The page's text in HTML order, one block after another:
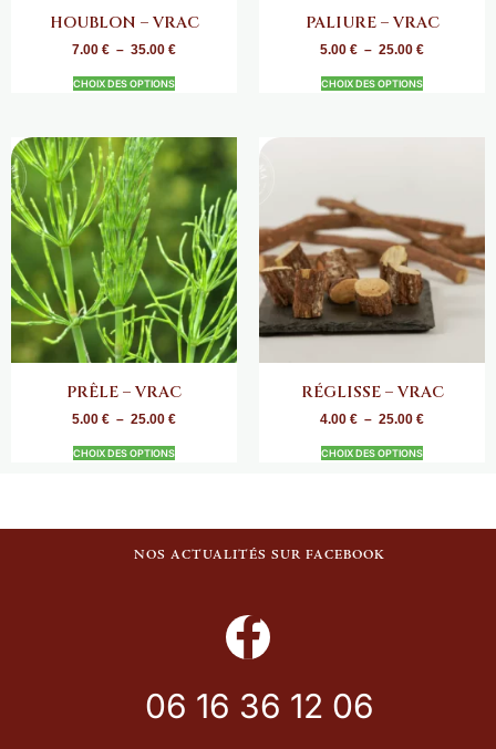
HOUBLON – VRAC
7.00 € – 35.00 €
CHOIX DES OPTIONS
PALIURE – VRAC
5.00 € – 25.00 €
CHOIX DES OPTIONS
PRÊLE – VRAC
5.00 € – 25.00 €
CHOIX DES OPTIONS
RÉGLISSE – VRAC
4.00 € – 25.00 €
CHOIX DES OPTIONS
NOS ACTUALITÉS SUR FACEBOOK
06 16 36 12 06